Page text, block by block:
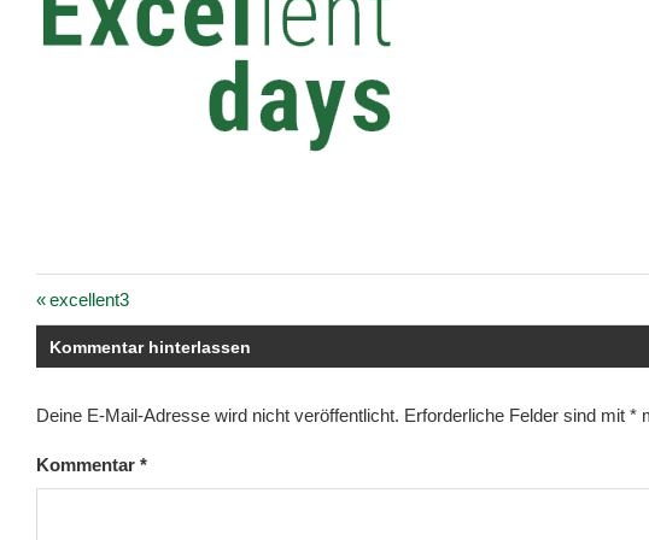
Beitragsnavigation
Vorheriger
Beitrag:
excellent3
Kommentar hinterlassen
Deine E-Mail-Adresse wird nicht veröffentlicht. Erforderliche Felder sind mit *
Kommentar *